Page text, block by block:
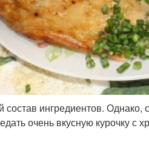
ингредиентов.
очень вкусную курочку с